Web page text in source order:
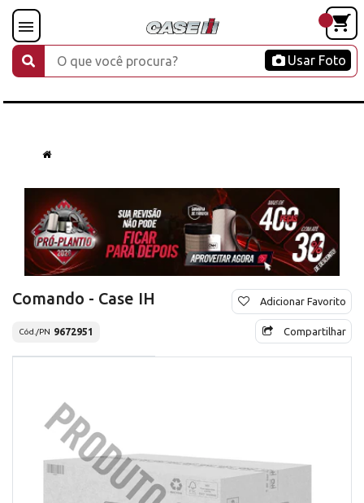
Usar Foto
Comando - Case IH
Cód./PN 9672951
Adicionar Favorito
Compartilhar